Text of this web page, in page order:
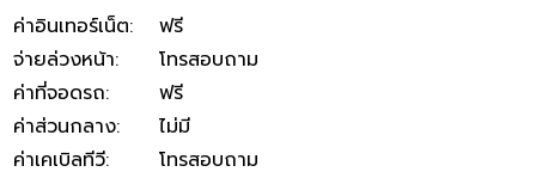
ค่าอินเทอร์เน็ต:
ฟรี
จ่ายล่วงหน้า:
โทรสอบถาม
ค่าที่จอดรถ:
ฟรี
ค่าส่วนกลาง:
ไม่มี
ค่าเคเบิลทีวี:
โทรสอบถาม